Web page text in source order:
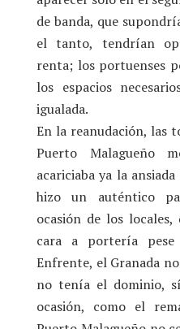
de banda, que
el tanto, tendrían
renta; los portuenses
los espacios
igualada.
En la reanudación, las
Puerto Malagueño
acariciaba ya la
hizo un auténtico
ocasión de los
cara a portería
Enfrente, el Granada
no tenía el dominio,
ocasión, como el